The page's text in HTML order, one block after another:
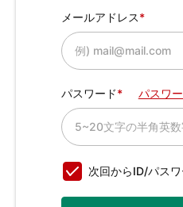
メールアドレス
パスワード パスワ
次回からID/パス